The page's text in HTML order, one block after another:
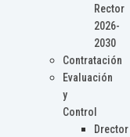
Rector
2026-
2030
Contratación
Evaluación
y
Control
Drector